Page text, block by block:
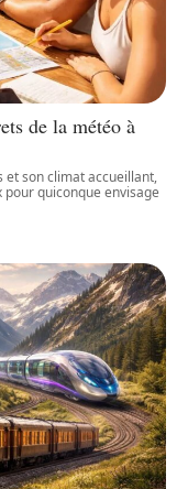
de la météo à
et son climat accueillant,
quiconque envisage